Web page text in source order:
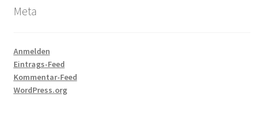
Meta
Anmelden
Eintrags-Feed
Kommentar-Feed
WordPress.org